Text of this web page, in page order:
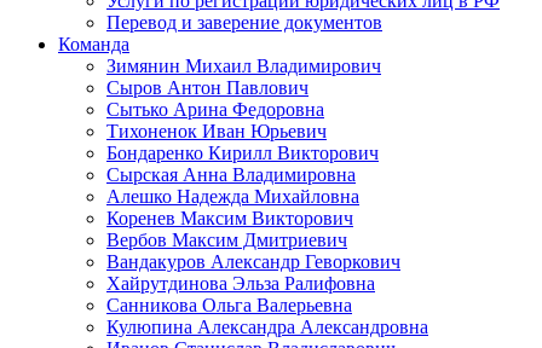
Перевод и заверение документов
Команда
Зимянин Михаил Владимирович
Сыров Антон Павлович
Сытько Арина Федоровна
Тихоненок Иван Юрьевич
Бондаренко Кирилл Викторович
Сырская Анна Владимировна
Алешко Надежда Михайловна
Коренев Максим Викторович
Вербов Максим Дмитриевич
Вандакуров Александр Геворкович
Хайрутдинова Эльза Ралифовна
Санникова Ольга Валерьевна
Кулюпина Александра Александровна